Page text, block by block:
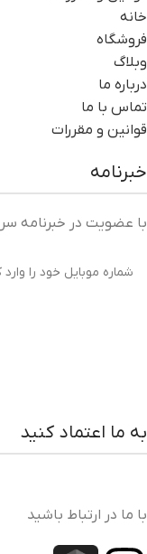
خانه
فروشگاه
وبلاگ
درباره ما
تماس با ما
قوانین و مقررات
خبرنامه
با عضویت در خبرنامه
به ما اعتماد کنید
با ما در ارتباط باشید